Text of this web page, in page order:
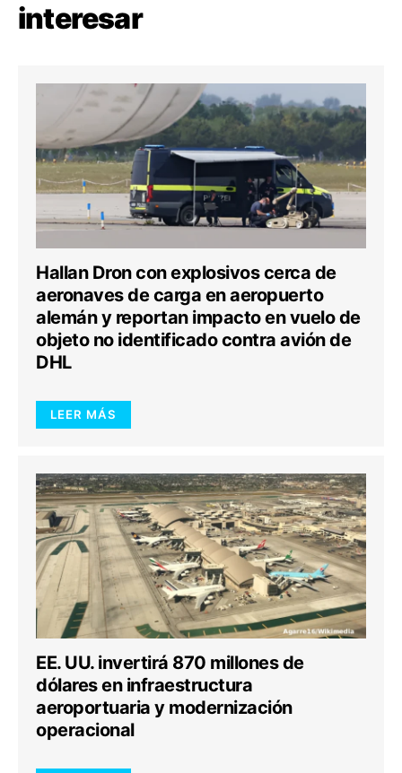
interesar
Hallan Dron con explosivos cerca de
aeronaves de carga en aeropuerto
alemán y reportan impacto en vuelo de
objeto no identificado contra avión de
DHL
LEER MÁS
EE. UU. invertirá 870 millones de
dólares en infraestructura
aeroportuaria y modernización
operacional